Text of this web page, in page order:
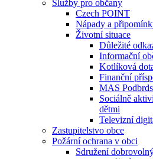
Služby pro občany
Czech POINT
Nápady a
Životní situace
Důležité
Informační
Kotlíková
Finanční
MAS
Sociálně
dětmi
Televizní
Zastupitelstvo obce
Požární ochrana v obci
Sdružení